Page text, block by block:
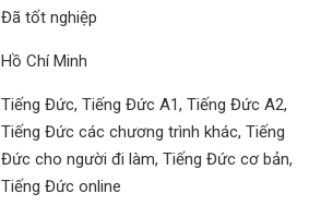
Đã tốt nghiệp
Hồ Chí Minh
Tiếng Đức, Tiếng Đức A1, Tiếng Đức A2,
Tiếng Đức các chương trình khác, Tiếng
Đức cho người đi làm, Tiếng Đức cơ bản,
Tiếng Đức online